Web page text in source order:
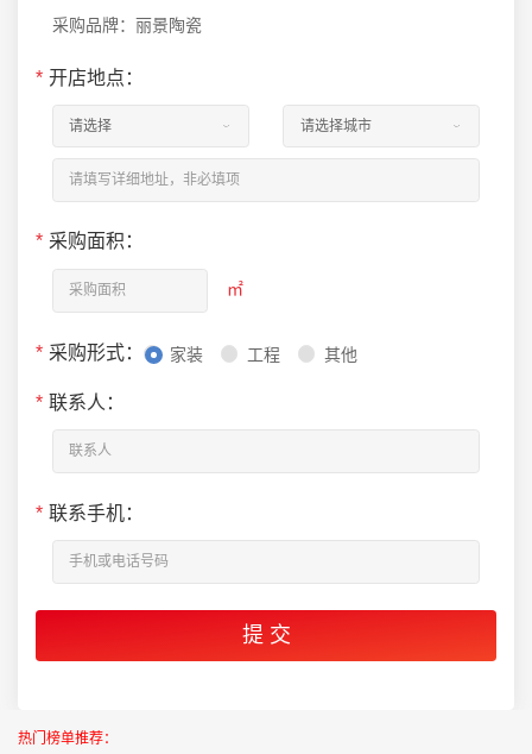
采购品牌：丽景陶瓷
* 开店地点：
* 采购面积：
㎡
* 采购形式： 家装 工程 其他
* 联系人：
* 联系手机：
热门榜单推荐：